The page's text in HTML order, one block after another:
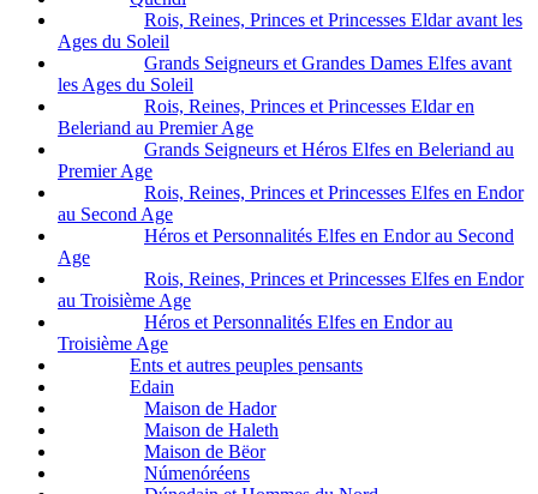
Rois, Reines, Princes et Princesses Eldar avant les
Ages du Soleil
Grands Seigneurs et Grandes Dames Elfes avant
les Ages du Soleil
Rois, Reines, Princes et Princesses Eldar en
Beleriand au Premier Age
Grands Seigneurs et Héros Elfes en Beleriand au
Premier Age
Rois, Reines, Princes et Princesses Elfes en Endor
au Second Age
Héros et Personnalités Elfes en Endor au Second
Age
Rois, Reines, Princes et Princesses Elfes en Endor
au Troisième Age
Héros et Personnalités Elfes en Endor au
Troisième Age
Ents et autres peuples pensants
Edain
Maison de Hador
Maison de Haleth
Maison de Bëor
Númenóréens